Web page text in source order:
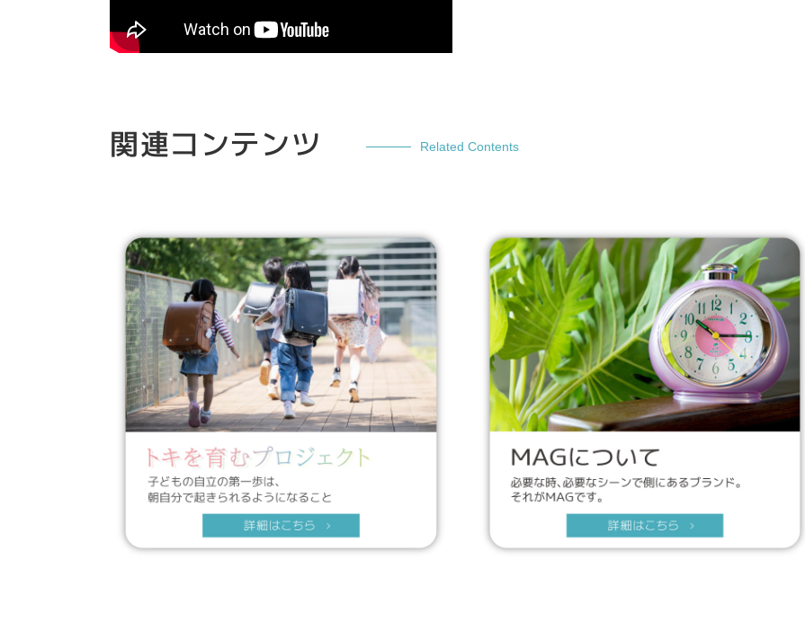
関連コンテンツ Related Contents